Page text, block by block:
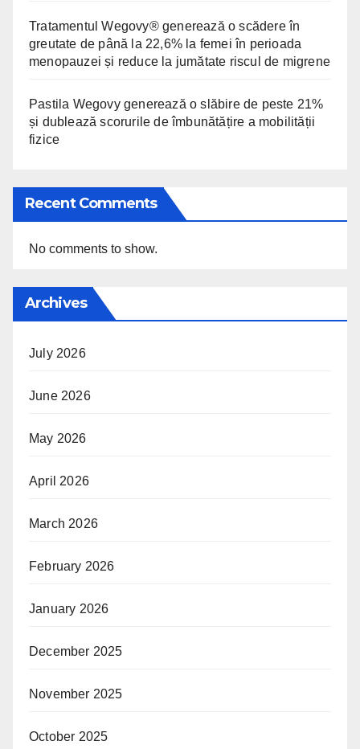
Tratamentul Wegovy® generează o scădere în
greutate de până la 22,6% la femei în perioada
menopauzei și reduce la jumătate riscul de migrene
Pastila Wegovy generează o slăbire de peste 21%
și dublează scorurile de îmbunătățire a mobilității
fizice
Recent Comments
No comments to show.
Archives
July 2026
June 2026
May 2026
April 2026
March 2026
February 2026
January 2026
December 2025
November 2025
October 2025